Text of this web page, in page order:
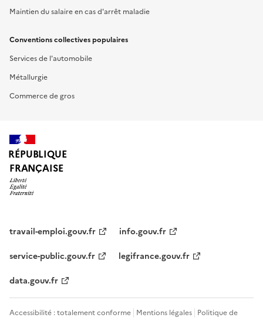
Maintien du salaire en cas d'arrêt maladie
Conventions collectives populaires
Services de l'automobile
Métallurgie
Commerce de gros
RÉPUBLIQUE
FRANÇAISE
travail-emploi.gouv.fr
info.gouv.fr
service-public.gouv.fr
legifrance.gouv.fr
data.gouv.fr
Accessibilité : totalement conforme Mentions légales Politique de